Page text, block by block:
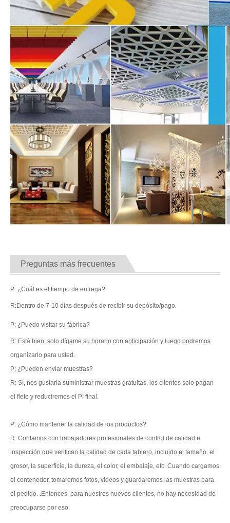
Preguntas más frecuentes
P: ¿Cuál es el tiempo de entrega?
R:Dentro de 7-10 días después de recibir su depósito/pago.
P: ¿Puedo visitar su fábrica?
R: Está bien, solo dígame su horario con anticipación y luego podremos
organizarlo para usted.
P: ¿Pueden enviar muestras?
R: Sí, nos gustaría suministrar muestras gratuitas, los clientes solo pagan
el flete y reduciremos el PI final.
P: ¿Cómo mantener la calidad de los productos?
R: Contamos con trabajadores profesionales de control de calidad e
inspección que verifican la calidad de cada tablero, incluido el tamaño, el
grosor, la superficie, la dureza, el color, el embalaje, etc. Cuando cargamos
el contenedor, tomaremos fotos, videos y guardaremos las muestras para
el pedido. .Entonces, para nuestros nuevos clientes, no hay necesidad de
preocuparse por eso.